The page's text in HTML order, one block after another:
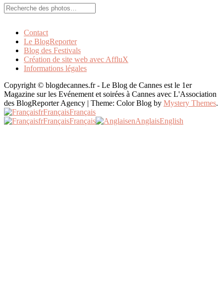
Rechercher:
Contact
Le BlogReporter
Blog des Festivals
Création de site web avec AffluX
Informations légales
Copyright © blogdecannes.fr - Le Blog de Cannes est le 1er
Magazine sur les Evénement et soirées à Cannes avec L'Association
des BlogReporter Agency | Theme: Color Blog by Mystery Themes.
frFrançaisFrançais
frFrançaisFrançais enAnglaisEnglish